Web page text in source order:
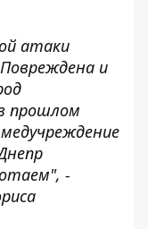
атаки
и
прошлом
-